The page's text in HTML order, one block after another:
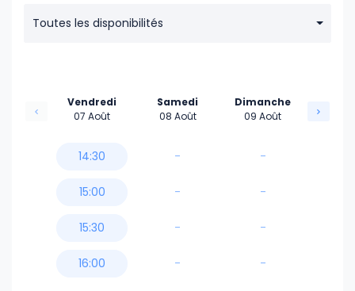
Toutes les disponibilités
Vendredi
07 Août
14:30
15:00
15:30
16:00
Samedi
08 Août
-
-
-
-
Dimanche
09 Août
-
-
-
-